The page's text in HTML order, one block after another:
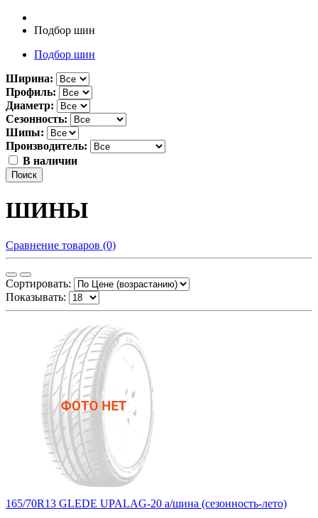
Подбор шин
Подбор шин
Ширина:
Профиль:
Диаметр:
Сезонность:
Шипы:
Производитель:
В наличии
Поиск
ШИНЫ
Сравнение товаров (0)
Сортировать:
Показывать:
165/70R13 GLEDE UPALAG-20 а/шина (сезонность-лето)